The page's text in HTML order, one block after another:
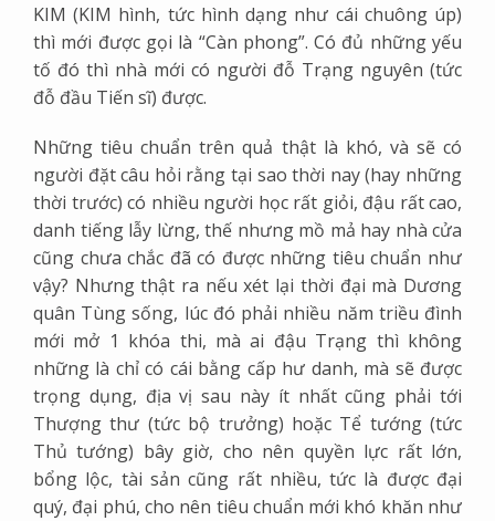
KIM (KIM hình, tức hình dạng như cái chuông úp)
thì mới được gọi là “Càn phong”. Có đủ những yếu
tố đó thì nhà mới có người đỗ Trạng nguyên (tức
đỗ đầu Tiến sĩ) được.
Những tiêu chuẩn trên quả thật là khó, và sẽ có
người đặt câu hỏi rằng tại sao thời nay (hay những
thời trước) có nhiều người học rất giỏi, đậu rất cao,
danh tiếng lẫy lừng, thế nhưng mồ mả hay nhà cửa
cũng chưa chắc đã có được những tiêu chuẩn như
vậy? Nhưng thật ra nếu xét lại thời đại mà Dương
quân Tùng sống, lúc đó phải nhiều năm triều đình
mới mở 1 khóa thi, mà ai đậu Trạng thì không
những là chỉ có cái bằng cấp hư danh, mà sẽ được
trọng dụng, địa vị sau này ít nhất cũng phải tới
Thượng thư (tức bộ trưởng) hoặc Tể tướng (tức
Thủ tướng) bây giờ, cho nên quyền lực rất lớn,
bổng lộc, tài sản cũng rất nhiều, tức là được đại
quý, đại phú, cho nên tiêu chuẩn mới khó khăn như